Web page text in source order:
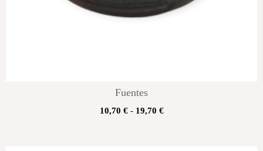
Fuentes
10,70 € - 19,70 €